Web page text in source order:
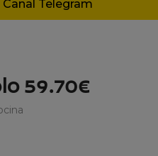
Canal Telegram
59.70€